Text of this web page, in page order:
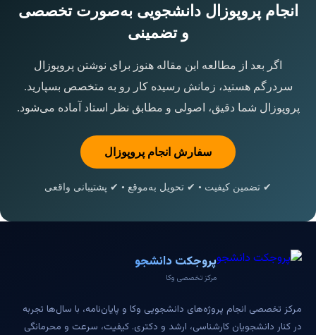
انجام پروپوزال دانشجویی به‌صورت تخصصی
و تضمینی
اگر بعد از مطالعه این مقاله هنوز برای نوشتن پروپوزال
سردرگم هستید، زمانش رسیده کار رو به متخصص بسپارید.
پروپوزال شما دقیق، اصولی و مطابق نظر استاد آماده می‌شود.
سفارش انجام پروپوزال
✔ تضمین کیفیت • ✔ تحویل به‌موقع • ✔ پشتیبانی واقعی
پروجکت دانشجو
مرکز تخصصی وکا
مرکز تخصصی انجام پروژه‌های دانشجویی وکا و پایان‌نامه، با سال‌ها تجربه
در کنار دانشجویان کارشناسی، ارشد و دکتری. کیفیت، سرعت و محرمانگی